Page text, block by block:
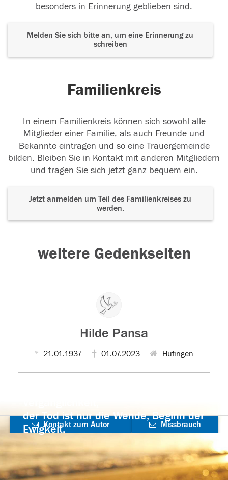
besonders in Erinnerung geblieben sind.
Melden Sie sich bitte an, um eine Erinnerung zu
schreiben
Familienkreis
In einem Familienkreis können sich sowohl alle
Mitglieder einer Familie, als auch Freunde und
Bekannte eintragen und so eine Trauergemeinde
bilden. Bleiben Sie in Kontakt mit anderen Mitgliedern
und tragen Sie sich jetzt ganz bequem ein.
Jetzt anmelden um Teil des Familienkreises zu
werden.
weitere Gedenkseiten
Hilde Pansa
21.01.1937 01.07.2023 Hüfingen
der Tod ist nur die Wende, Beginn der
Ewigkeit.
Kontakt zum Autor
aufnehmen
Missbrauch